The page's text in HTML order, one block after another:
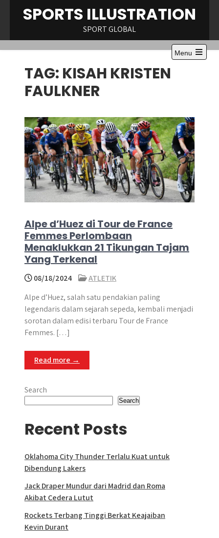
SPORTS ILLUSTRATION
SPORT GLOBAL
Menu
Open
TAG: KISAH KRISTEN
FAULKNER
Alpe d’Huez di Tour de France
Femmes Perlombaan
Menaklukkan 21 Tikungan Tajam
Yang Terkenal
08/18/2024
ATLETIK
Alpe d’Huez, salah satu pendakian paling
legendaris dalam sejarah sepeda, kembali menjadi
sorotan dalam edisi terbaru Tour de France
Femmes. […]
Read more →
Search
Search
Recent Posts
Oklahoma City Thunder Terlalu Kuat untuk
Dibendung Lakers
Jack Draper Mundur dari Madrid dan Roma
Akibat Cedera Lutut
Rockets Terbang Tinggi Berkat Keajaiban
Kevin Durant